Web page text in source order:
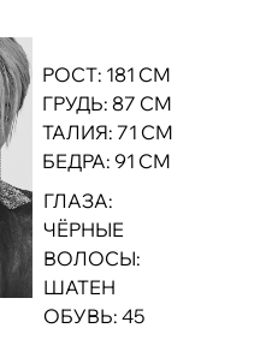
РОСТ: 181 СМ
ГРУДЬ: 87 СМ
ТАЛИЯ: 71 СМ
БЕДРА: 91 СМ
ГЛАЗА:
ЧЁРНЫЕ
ВОЛОСЫ:
ШАТЕН
ОБУВЬ: 45